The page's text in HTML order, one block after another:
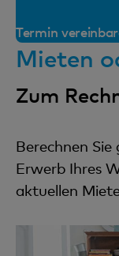
Termin
Mieten
Zum
Berechnen
Erwerb Ihres
aktuellen